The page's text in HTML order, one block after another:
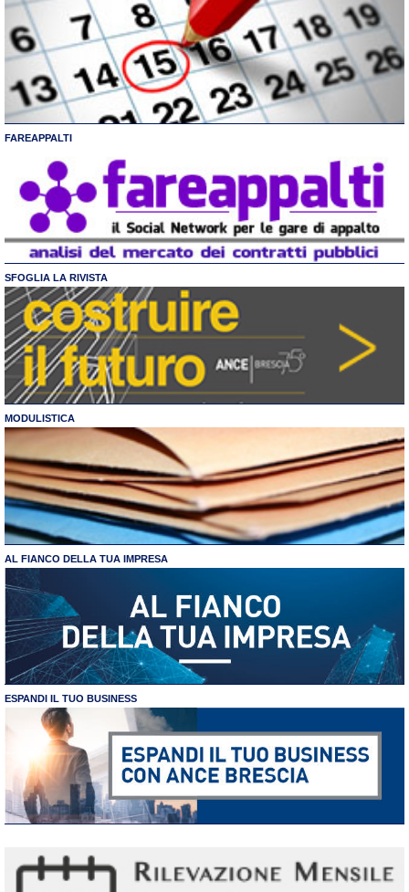
FAREAPPALTI
SFOGLIA LA RIVISTA
MODULISTICA
AL FIANCO DELLA TUA IMPRESA
ESPANDI IL TUO BUSINESS